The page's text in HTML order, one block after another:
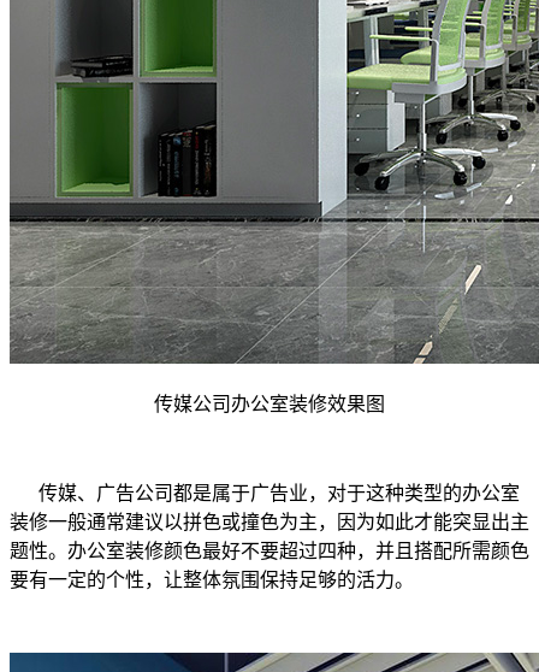
传媒公司办公室装修效果图
传媒、广告公司都是属于广告业，对于这种类型的办公室
装修一般通常建议以拼色或撞色为主，因为如此才能突显出主
题性。办公室装修颜色最好不要超过四种，并且搭配所需颜色
要有一定的个性，让整体氛围保持足够的活力。